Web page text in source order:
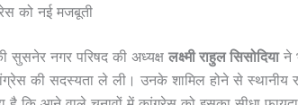
को नई मजबूती
सुसनेर नगर परिषद की अध्यक्ष लक्ष्मी राहुल सिसोदियाने
की सदस्यता ले ली। उनके शामिल होने से स्थानीय